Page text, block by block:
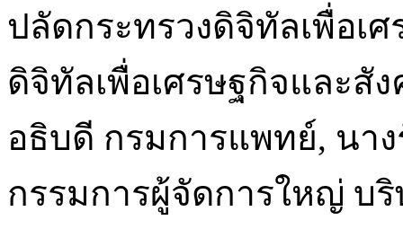
ปลัดกระทรวงดิจิทัลเพื่อเ
ดิจิทัลเพื่อเศรษฐกิจและสั
อธิบดี กรมการแพทย์, นา
กรรมการผู้จัดการใหญ่ บ